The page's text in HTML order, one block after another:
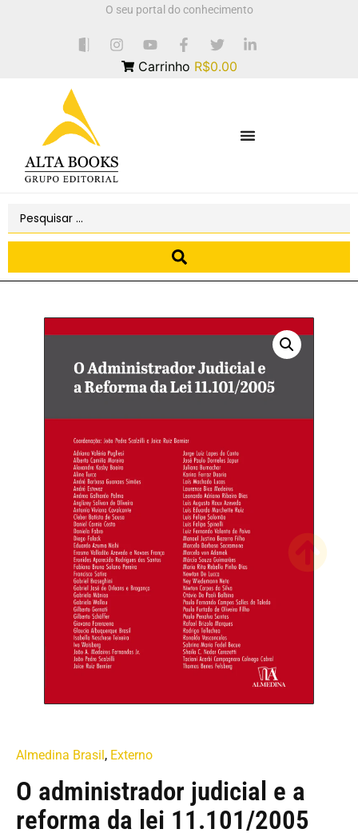
O seu portal do conhecimento
Carrinho R$0.00
Almedina Brasil , Externo
O administrador judicial e a
reforma da lei 11.101/2005